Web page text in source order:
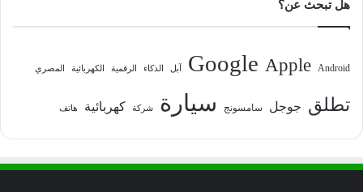
هل تبحث عن؟
Android
Apple
Google آبل الذكاء الرقمية الكهربائية المصري
تطلق جوجل سامسونج سيارة شركة كهربائية هاتف